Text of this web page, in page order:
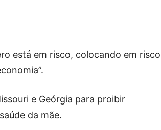
está em risco, colocando em risco
e Geórgia para proibir
da mãe.